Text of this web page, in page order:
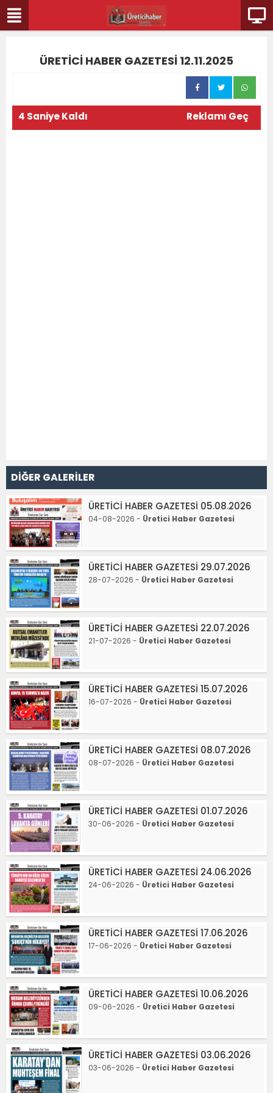
ÜRETİCİ HABER GAZETESİ 12.11.2025
Reklamı Geç
4 Saniye Kaldı
DİĞER GALERİLER
ÜRETİCİ HABER GAZETESİ 05.08.2026
04-08-2026 - Üretici Haber Gazetesi
ÜRETİCİ HABER GAZETESİ 29.07.2026
28-07-2026 - Üretici Haber Gazetesi
ÜRETİCİ HABER GAZETESİ 22.07.2026
21-07-2026 - Üretici Haber Gazetesi
ÜRETİCİ HABER GAZETESİ 15.07.2026
16-07-2026 - Üretici Haber Gazetesi
ÜRETİCİ HABER GAZETESİ 08.07.2026
08-07-2026 - Üretici Haber Gazetesi
ÜRETİCİ HABER GAZETESİ 01.07.2026
30-06-2026 - Üretici Haber Gazetesi
ÜRETİCİ HABER GAZETESİ 24.06.2026
24-06-2026 - Üretici Haber Gazetesi
ÜRETİCİ HABER GAZETESİ 17.06.2026
17-06-2026 - Üretici Haber Gazetesi
ÜRETİCİ HABER GAZETESİ 10.06.2026
09-06-2026 - Üretici Haber Gazetesi
ÜRETİCİ HABER GAZETESİ 03.06.2026
03-06-2026 - Üretici Haber Gazetesi